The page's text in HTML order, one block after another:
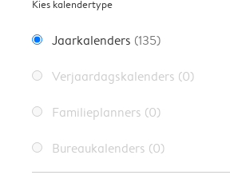
Kies kalendertype
Jaarkalenders (135)
Verjaardagskalenders (0)
Familieplanners (0)
Bureaukalenders (0)